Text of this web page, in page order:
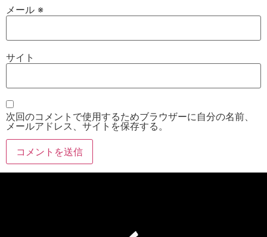
メール ※
サイト
次回のコメントで使用するためブラウザーに自分の名前、
メールアドレス、サイトを保存する。